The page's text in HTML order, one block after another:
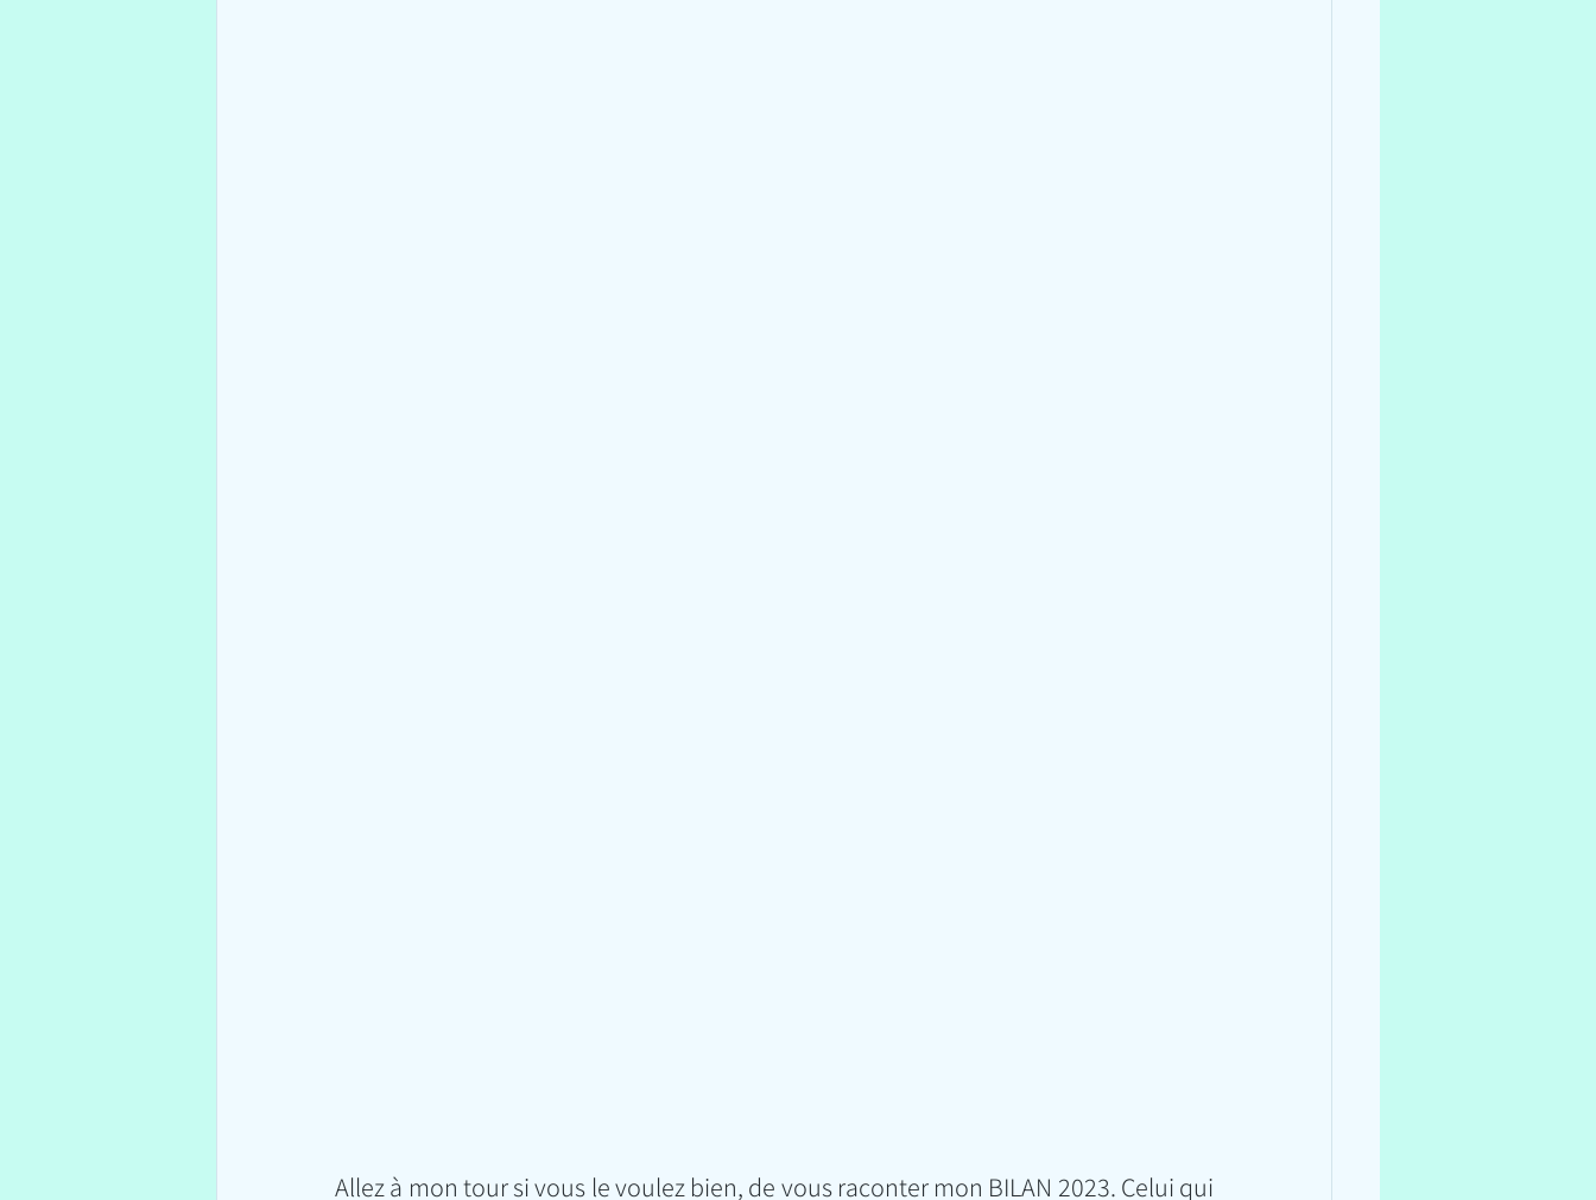
Allez à mon tour si vous le voulez bien, de vous raconter mon BILAN 2023. Celui qui